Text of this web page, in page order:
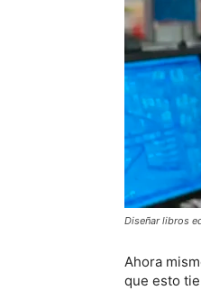
Diseñar libros
Ahora
que esto